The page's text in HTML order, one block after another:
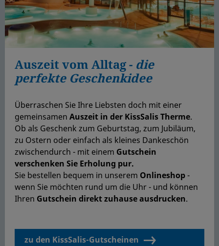
Auszeit vom Alltag - die
perfekte Geschenkidee
Überraschen Sie Ihre Liebsten doch mit einer
gemeinsamen Auszeit in der KissSalis Therme.
Ob als Geschenk zum Geburtstag, zum Jubiläum,
zu Ostern oder einfach als kleines Dankeschön
zwischendurch - mit einem Gutschein
verschenken Sie Erholung pur.
Sie bestellen bequem in unserem Onlineshop-
wenn Sie möchten rund um die Uhr - und können
Ihren Gutschein direkt zuhause ausdrucken.
zu den KissSalis-Gutscheinen